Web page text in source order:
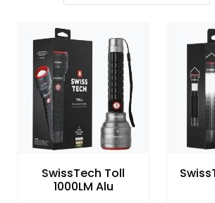
SwissTech Toll
1000LM Alu